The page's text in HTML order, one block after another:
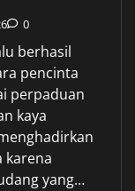
0
berhasil
pencinta
perpaduan
kaya
karena
yang…